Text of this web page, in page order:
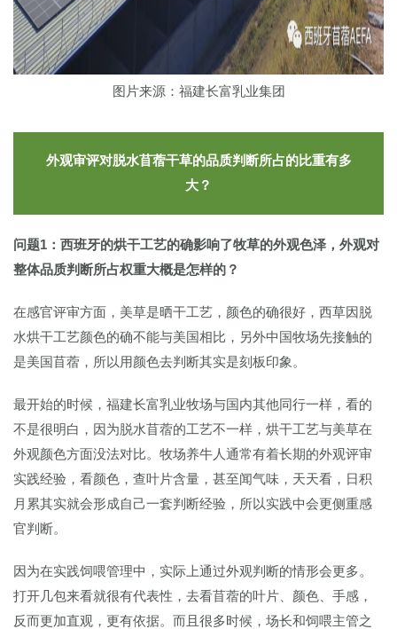
图片来源：福建长富乳业集团
外观审评对脱水苜蓿干草的品质判断所占的比重有多
大？
问题1：西班牙的烘干工艺的确影响了牧草的外观色泽，外观对
整体品质判断所占权重大概是怎样的？
在感官评审方面，美草是晒干工艺，颜色的确很好，西草因脱
水烘干工艺颜色的确不能与美国相比，另外中国牧场先接触的
是美国苜蓿，所以用颜色去判断其实是刻板印象。
最开始的时候，福建长富乳业牧场与国内其他同行一样，看的
不是很明白，因为脱水苜蓿的工艺不一样，烘干工艺与美草在
外观颜色方面没法对比。牧场养牛人通常有着长期的外观评审
实践经验，看颜色，查叶片含量，甚至闻气味，天天看，日积
月累其实就会形成自己一套判断经验，所以实践中会更侧重感
官判断。
因为在实践饲喂管理中，实际上通过外观判断的情形会更多。
打开几包来看就很有代表性，去看苜蓿的叶片、颜色、手感，
反而更加直观，更有依据。而且很多时候，场长和饲喂主管之